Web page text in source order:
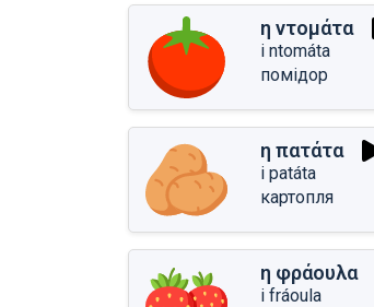
η ντομάτα
i ntomáta
помідор
η πατάτα
i patáta
картопля
η φράουλα
i fráoula